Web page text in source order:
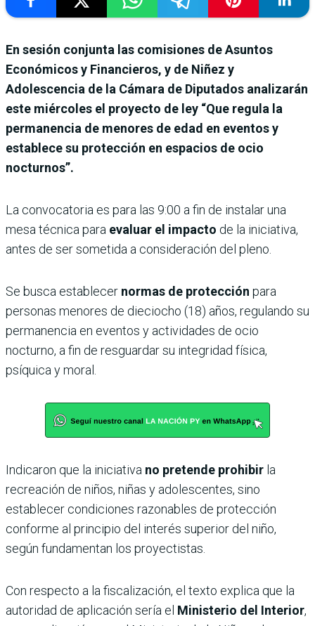
En sesión conjunta las comisiones de Asuntos
Económicos y Financieros, y de Niñez y
Adolescencia de la Cámara de Diputados analizarán
este miércoles el proyecto de ley “Que regula la
permanencia de menores de edad en eventos y
establece su protección en espacios de ocio
nocturnos”.
La convocatoria es para las 9:00 a fin de instalar una
mesa técnica para evaluar el impacto de la iniciativa,
antes de ser sometida a consideración del pleno.
Se busca establecer normas de protección para
personas menores de dieciocho (18) años, regulando su
permanencia en eventos y actividades de ocio
nocturno, a fin de resguardar su integridad física,
psíquica y moral.
Indicaron que la iniciativa no pretende prohibir la
recreación de niños, niñas y adolescentes, sino
establecer condiciones razonables de protección
conforme al principio del interés superior del niño,
según fundamentan los proyectistas.
Con respecto a la fiscalización, el texto explica que la
autoridad de aplicación sería el Ministerio del Interior,